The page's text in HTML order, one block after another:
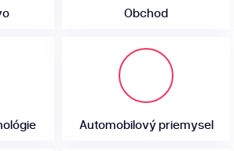
Obchod
Automobilový priemysel